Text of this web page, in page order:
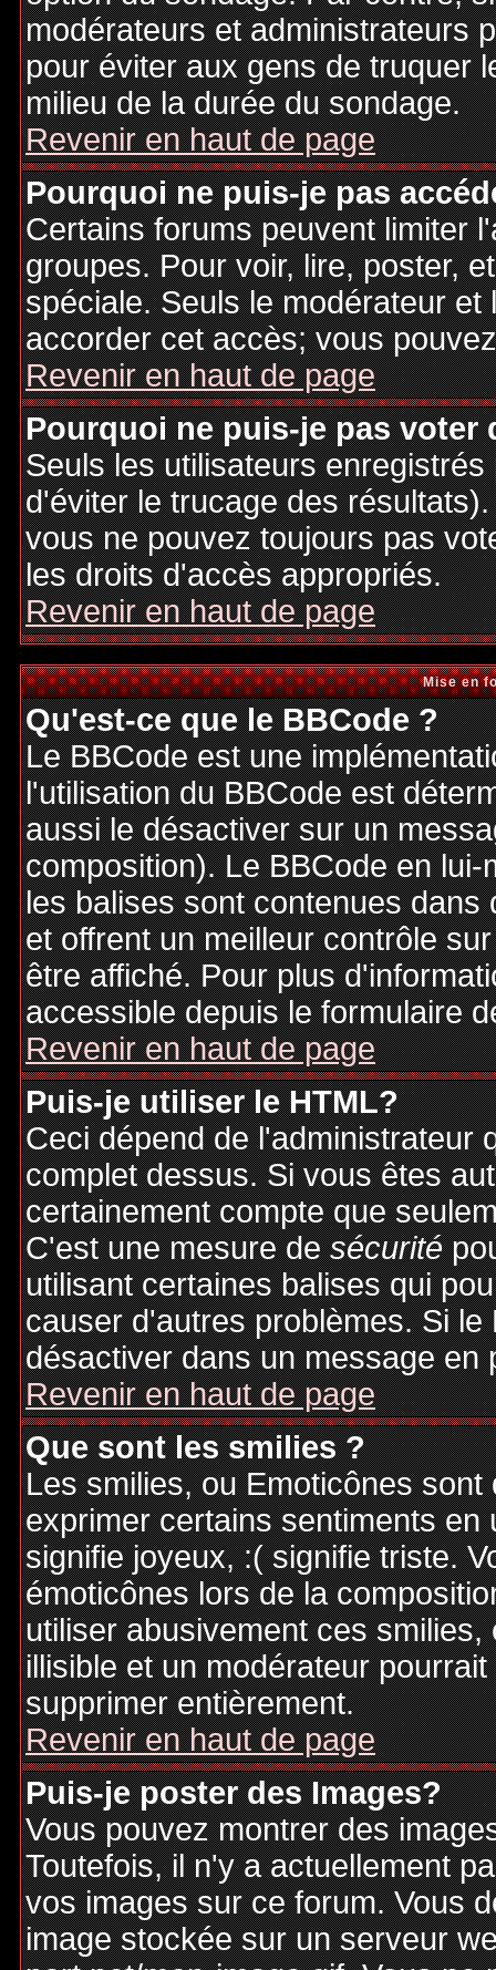
modérateurs et administrateurs
pour éviter aux gens de truquer
milieu de la durée du sondage.
Revenir en haut de page
Pourquoi ne puis-je pas
Certains forums peuvent limiter
groupes. Pour voir, lire, poster,
spéciale. Seuls le modérateur
accorder cet accès; vous
Revenir en haut de page
Pourquoi ne puis-je pas voter
Seuls les utilisateurs
d'éviter le trucage des
vous ne pouvez toujours pas
les droits d'accès appropriés.
Revenir en haut de page
Mise en
Qu'est-ce que le BBCode ?
Le BBCode est une
l'utilisation du BBCode est
aussi le désactiver sur un
composition). Le BBCode en
les balises sont contenues
et offrent un meilleur contrôle
être affiché. Pour plus
accessible depuis le formulaire
Revenir en haut de page
Puis-je utiliser le HTML?
Ceci dépend de l'administrateur
complet dessus. Si vous êtes
certainement compte que
C'est une mesure desécurité
utilisant certaines balises qui
causer d'autres problèmes. Si
désactiver dans un message en
Revenir en haut de page
Que sont les smilies ?
Les smilies, ou Emoticônes
exprimer certains sentiments
signifie joyeux, :( signifie triste.
émoticônes lors de la
utiliser abusivement ces
illisible et un modérateur
supprimer entièrement.
Revenir en haut de page
Puis-je poster des Images?
Vous pouvez montrer des
Toutefois, il n'y a actuellement
vos images sur ce forum. Vous
image stockée sur un serveur